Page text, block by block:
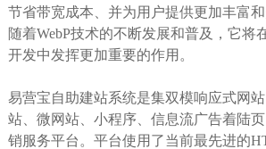
节省带宽成本、并为用户提供更加丰富和
随着WebP技术的不断发展和普及，它将
开发中发挥更加重要的作用。
易营宝自助建站系统是集双模响应式网
站、微网站、小程序、信息流广告着陆
销服务平台。平台使用了当前最先进的